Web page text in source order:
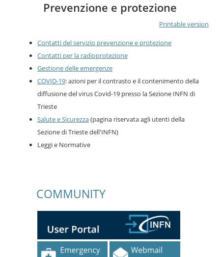
Prevenzione e protezione
Printable version
Contatti del servizio prevenzione e protezione
Contatti per la radioprotezione
Gestione delle emergenze
COVID-19: azioni per il contrasto e il contenimento della
diffusione del virus Covid-19 presso la Sezione INFN di
Trieste
Salute e Sicurezza(pagina riservata agli utenti della
Sezione di Trieste dell'INFN)
Leggi e Normative
COMMUNITY